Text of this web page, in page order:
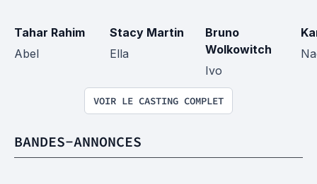
Tahar Rahim
Abel
Stacy Martin
Ella
Bruno
Wolkowitch
Ivo
VOIR LE CASTING COMPLET
BANDES-ANNONCES